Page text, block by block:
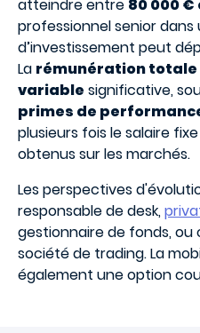
atteindre entre 80 000 €
professionnel senior
d’investissement peut
La rémunération totale
variable significative,
primes de
plusieurs fois le salaire
obtenus sur les marchés.
Les perspectives
responsable de desk,
gestionnaire de fonds,
société de trading. La
également une option